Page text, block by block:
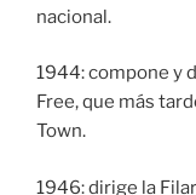
nacional.
1944: compone y
Free, que más
Town.
1946: dirige la